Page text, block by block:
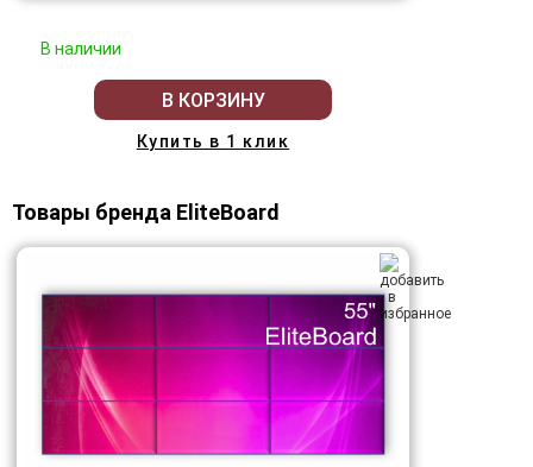
В наличии
В КОРЗИНУ
Купить в 1 клик
Товары бренда EliteBoard